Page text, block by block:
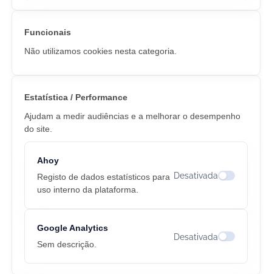
Funcionais
Não utilizamos cookies nesta categoria.
Estatística / Performance
Ajudam a medir audiências e a melhorar o desempenho
do site.
Ahoy
Registo de dados estatísticos para
uso interno da plataforma.
Desativada
Alternar
Google Analytics
Sem descrição.
Desativada
Alternar